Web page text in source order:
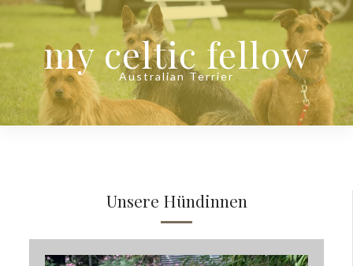
my celtic fellow
Australian Terrier
Unsere Hündinnen